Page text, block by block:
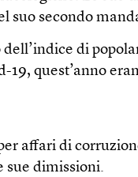
suo secondo
di
19, quest’anno
affari di
sue dimissioni.